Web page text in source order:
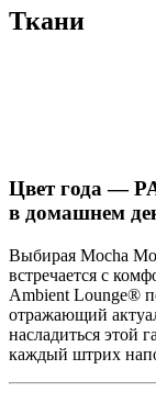
Ткани
Цвет года —
в домашнем
Выбирая Mocha
встречается с
Ambient Lounge®
отражающий
насладиться этой
каждый штрих